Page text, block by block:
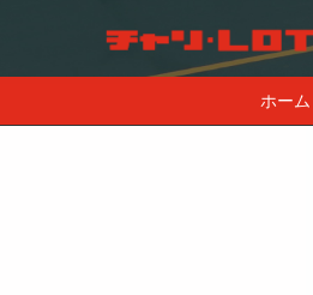
ホーム